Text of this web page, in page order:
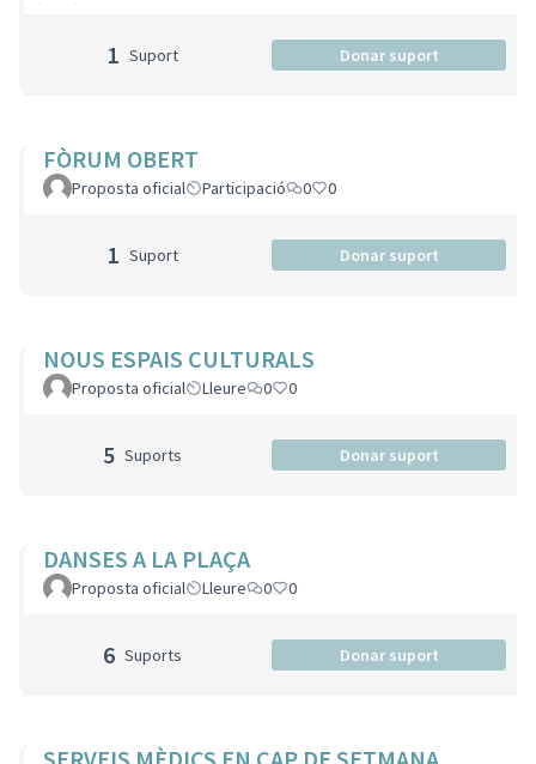
1 Suport Donar suport
FÒRUM OBERT
Proposta oficial Participació 0 0
1 Suport Donar suport
NOUS ESPAIS CULTURALS
Proposta oficial Lleure 0 0
5 Suports Donar suport
DANSES A LA PLAÇA
Proposta oficial Lleure 0 0
6 Suports Donar suport